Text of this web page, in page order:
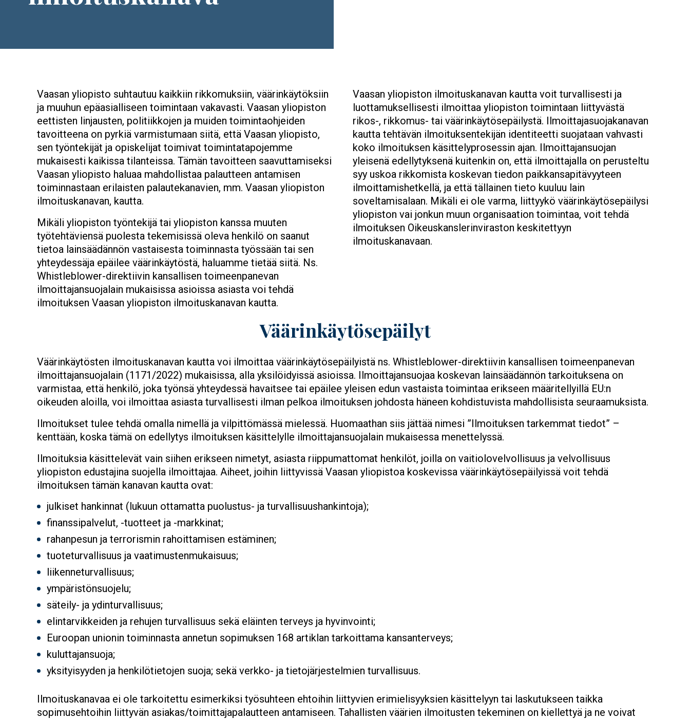
Vaasan yliopisto suhtautuu kaikkiin rikkomuksiin, väärinkäytöksiin
ja muuhun epäasialliseen toimintaan vakavasti. Vaasan yliopiston
eettisten linjausten, politiikkojen ja muiden toimintaohjeiden
tavoitteena on pyrkiä varmistumaan siitä, että Vaasan yliopisto,
sen työntekijät ja opiskelijat toimivat toimintatapojemme
mukaisesti kaikissa tilanteissa. Tämän tavoitteen saavuttamiseksi
Vaasan yliopisto haluaa mahdollistaa palautteen antamisen
toiminnastaan erilaisten palautekanavien, mm. Vaasan yliopiston
ilmoituskanavan, kautta.
Mikäli yliopiston työntekijä tai yliopiston kanssa muuten
työtehtäviensä puolesta tekemisissä oleva henkilö on saanut
tietoa lainsäädännön vastaisesta toiminnasta työssään tai sen
yhteydessäja epäilee väärinkäytöstä, haluamme tietää siitä. Ns.
Whistleblower-direktiivin kansallisen toimeenpanevan
ilmoittajansuojalain mukaisissa asioissa asiasta voi tehdä
ilmoituksen Vaasan yliopiston ilmoituskanavan kautta.
Vaasan yliopiston ilmoituskanavan kautta voit turvallisesti ja
luottamuksellisesti ilmoittaa yliopiston toimintaan liittyvästä
rikos-, rikkomus- tai väärinkäytösepäilystä. Ilmoittajasuojakanavan
kautta tehtävän ilmoituksentekijän identiteetti suojataan vahvasti
koko ilmoituksen käsittelyprosessin ajan. Ilmoittajansuojan
yleisenä edellytyksenä kuitenkin on, että ilmoittajalla on perusteltu
syy uskoa rikkomista koskevan tiedon paikkansapitävyyteen
ilmoittamishetkellä, ja että tällainen tieto kuuluu lain
soveltamisalaan. Mikäli ei ole varma, liittyykö väärinkäytösepäilysi
yliopiston vai jonkun muun organisaation toimintaa, voit tehdä
ilmoituksen Oikeuskanslerinviraston keskitettyyn
ilmoituskanavaan.
Väärinkäytösepäilyt
Väärinkäytösten ilmoituskanavan kautta voi ilmoittaa väärinkäytösepäilyistä ns. Whistleblower-direktiivin kansallisen toimeenpanevan
ilmoittajansuojalain (1171/2022) mukaisissa, alla yksilöidyissä asioissa. Ilmoittajansuojaa koskevan lainsäädännön tarkoituksena on
varmistaa, että henkilö, joka työnsä yhteydessä havaitsee tai epäilee yleisen edun vastaista toimintaa erikseen määritellyillä EU:n
oikeuden aloilla, voi ilmoittaa asiasta turvallisesti ilman pelkoa ilmoituksen johdosta häneen kohdistuvista mahdollisista seuraamuksista.
Ilmoitukset tulee tehdä omalla nimellä ja vilpittömässä mielessä. Huomaathan siis jättää nimesi ”Ilmoituksen tarkemmat tiedot” –
kenttään, koska tämä on edellytys ilmoituksen käsittelylle ilmoittajansuojalain mukaisessa menettelyssä.
Ilmoituksia käsittelevät vain siihen erikseen nimetyt, asiasta riippumattomat henkilöt, joilla on vaitiolovelvollisuus ja velvollisuus
yliopiston edustajina suojella ilmoittajaa. Aiheet, joihin liittyvissä Vaasan yliopistoa koskevissa väärinkäytösepäilyissä voit tehdä
ilmoituksen tämän kanavan kautta ovat:
julkiset hankinnat (lukuun ottamatta puolustus- ja turvallisuushankintoja);
finanssipalvelut, -tuotteet ja -markkinat;
rahanpesun ja terrorismin rahoittamisen estäminen;
tuoteturvallisuus ja vaatimustenmukaisuus;
liikenneturvallisuus;
ympäristönsuojelu;
säteily- ja ydinturvallisuus;
elintarvikkeiden ja rehujen turvallisuus sekä eläinten terveys ja hyvinvointi;
Euroopan unionin toiminnasta annetun sopimuksen 168 artiklan tarkoittama kansanterveys;
kuluttajansuoja;
yksityisyyden ja henkilötietojen suoja; sekä verkko- ja tietojärjestelmien turvallisuus.
Ilmoituskanavaa ei ole tarkoitettu esimerkiksi työsuhteen ehtoihin liittyvien erimielisyyksien käsittelyyn tai laskutukseen taikka
sopimusehtoihin liittyvän asiakas/toimittajapalautteen antamiseen. Tahallisten väärien ilmoitusten tekeminen on kiellettyä ja ne voivat